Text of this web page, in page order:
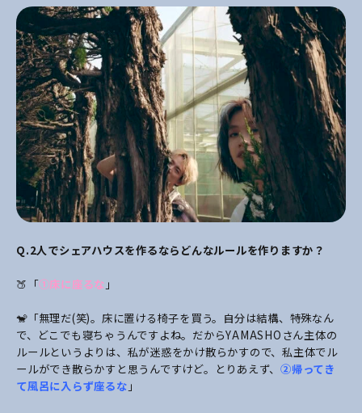
Q.2人でシェアハウスを作るならどんなルールを作りますか？
🍑「①床に座るな 」
🐒「無理だ(笑)。床に置ける椅子を買う。自分は結構、特殊なん
で、どこでも寝ちゃうんですよね。だからYAMASHOさん主体の
ルールというよりは、私が迷惑をかけ散らかすので、私主体でル
ールができ散らかすと思うんですけど。とりあえず、 ②帰ってき
て風呂に入らず座るな 」